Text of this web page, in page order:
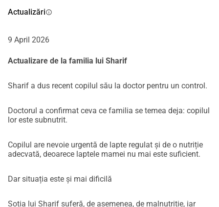
în tăcere și cu demnitateDar astăzi, nu mai putem
dumneavoastrăDonația dumneavoastră ne va ajuta
nostruSă asigurăm tratamente medicale esențialeSă
urgente de supraviețuire zilnicăSă lucrăm pentru un
contribuție face o diferență reală și imediată.Dacă nu puteți
dona, simpla distribuire a acestei campanii ar putea ajunge
Gaza continuă să se deterioreze. Ajutoarele care intră sunt
a noastră care nu au primit niciodată ajutor cad prin
crăpături.Nu cerem confort.Cerem supraviețuire.Din
adâncul inimilor noastre, vă mulțumim că ați citit povestea
Actualizăriinfo
9 April 2026
Actualizare de la familia lui Sharif
Sharif a dus recent copilul său la doctor pentru un control.
Doctorul a confirmat ceva ce familia se temea deja: copilul
lor este subnutrit.
Copilul are nevoie urgentă de lapte regulat și de o nutriție
adecvată, deoarece laptele mamei nu mai este suficient.
Dar situația este și mai dificilă
Soția lui Sharif suferă, de asemenea, de malnutriție, iar